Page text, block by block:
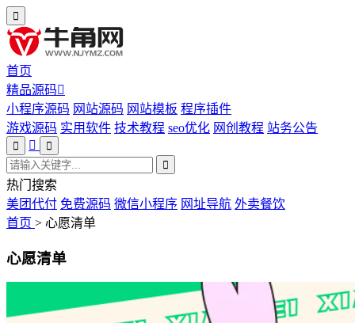
首页
精品源码
小程序源码 网站源码 网站模板 程序插件
游戏源码 实用软件 技术教程 seo优化 网创教程 站务公告
热门搜索
美团代付 免费源码 微信小程序 网址导航 外卖餐饮
首页 > 心愿清单
心愿清单